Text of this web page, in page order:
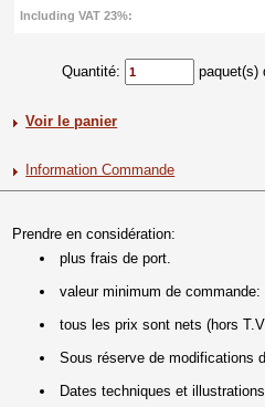
Including VAT 23%:
Quantité: paquet(s)
Voir le panier
Information Commande
Prendre en considération:
plus frais de port.
valeur minimum de commande:
tous les prix sont nets (hors
Sous réserve de modifications
Dates techniques et